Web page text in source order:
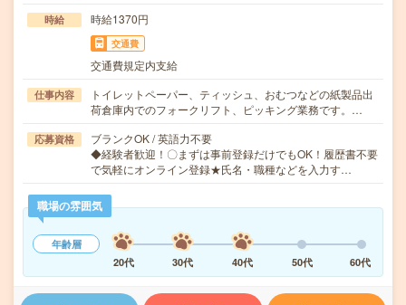
時給 時給1370円
交通費
交通費規定内支給
仕事内容
トイレットペーパー、ティッシュ、おむつなどの紙製品出
荷倉庫内でのフォークリフト、ピッキング業務です。…
応募資格
ブランクOK / 英語力不要
◆経験者歓迎！〇まずは事前登録だけでもOK！履歴書不要
で気軽にオンライン登録★氏名・職種などを入力す…
職場の雰囲気
年齢層
20代
30代 40代 50代 60代